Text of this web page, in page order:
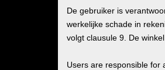
De gebruiker is
werkelijke schade in
volgt clausule 9. De
Users are responsible for